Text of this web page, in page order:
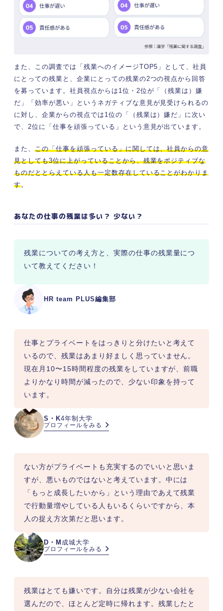
また、この調査では「残業へのイメージTOP5」として、社員
にとっての残業と、企業にとっての残業の2つの視点から回答
を募っています。社員視点からは1位・2位が「（残業は）嫌
だ」「効率が悪い」というネガティブな意見が見受けられるの
に対し、企業からの視点では1位の「（残業は）嫌だ」に次い
で、2位に「仕事を頑張っている」という意見が出ています。
また、 この「仕事を頑張っている」に関しては、社員からの意
見としても3位に上がっていることから、残業をポジティブな
ものだととらえている人も一定数存在していることがわかりま
す。
あなたの仕事の残業は多い？ 少ない？
HR team PLUS編集部
残業についての考え方と、実際の仕事の残業量につ
いて教えてください！
S・K4年制大学
プロフィールをみる
仕事とプライベートをはっきりと分けたいと考えて
いるので、残業はあまり好ましく思っていません。
現在月10〜15時間程度の残業をしていますが、前職
よりかなり時間が減ったので、少ない印象を持って
います。
D・M 成城大学
プロフィールをみる
ない方がプライベートも充実するのでいいと思いま
すが、悪いものではないと考えています。中には
「もっと成長したいから」という理由であえて残業
で行動量増やしている人もいるくらいですから、本
人の捉え方次第だと思います。
残業はとても嫌いです。自分は残業が少ない会社を
選んだので、ほとんど定時に帰れます。残業したと